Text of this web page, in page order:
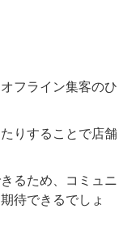
フライン集客のひ
りすることで店舗
るため、コミュニ
待できるでしょ